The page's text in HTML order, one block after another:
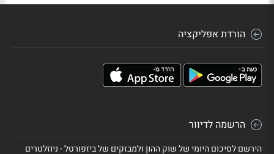
הורדת אפליקציה
הרשמה לדיוור
הירשם לסיכום היומי של שוק ההון ולמבזקים של ביזפורטל - ניוזלטרים